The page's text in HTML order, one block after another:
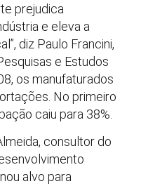
prejudica
e eleva a
diz Paulo Francini,
e Estudos
os manufaturados
No primeiro
caiu para 38%.
consultor do
alvo para